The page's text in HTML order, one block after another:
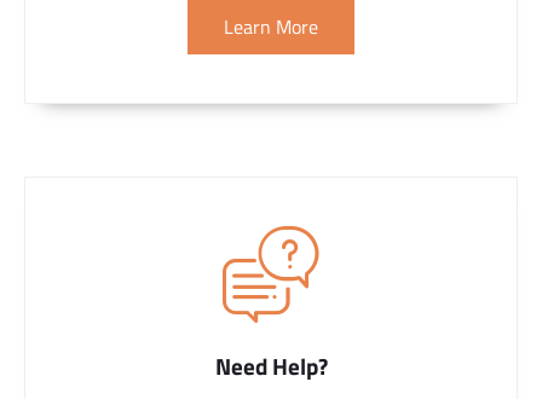
Learn More
Need Help?